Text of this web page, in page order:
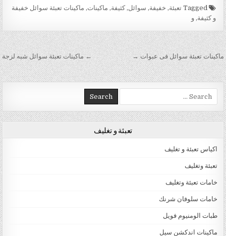
Tagged تعبئة, خفيفة, سوائل,كثيفة, ماكينات, ماكينات تعبئة سوائل خفيفة
و كثيفة,و
تصفّح المقالات ← ماكينات تعبئة سوائل شبه لزجة ماكينات تعبئة سوائل فى عبوات →
Search for:
تعبئة و تغليف
اكياس تعبئة و تغليف
تعبئة وتغليف
خامات تعبئة وتغليف
خامات سلوفان شرنك
طبات الومنيوم فويل
ماكينات اندكشن سيل